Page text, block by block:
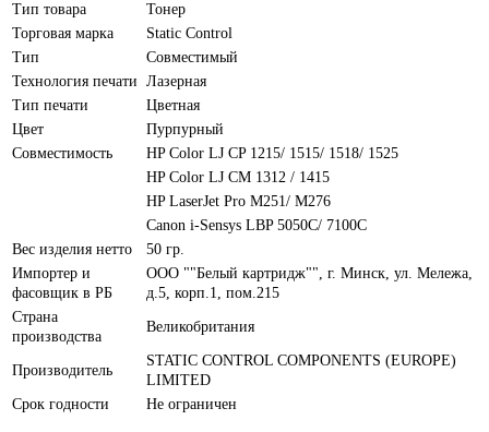
Тип товара
Тонер
Торговая марка
Static Control
Тип
Совместимый
Технология печати Лазерная
Тип печати
Цветная
Цвет
Пурпурный
Совместимость
HP Color LJ CP 1215/ 1515/ 1518/ 1525
HP Color LJ CM 1312 / 1415
HP LaserJet Pro M251/ M276
Canon i-Sensys LBP 5050C/ 7100C
Вес изделия нетто
50 гр.
Импортер и
фасовщик в РБ
ООО ""Белый картридж"", г. Минск, ул. Мележа,
д.5, корп.1, пом.215
Страна
производства
Великобритания
Производитель
STATIC CONTROL COMPONENTS (EUROPE)
LIMITED
Срок годности
Не ограничен